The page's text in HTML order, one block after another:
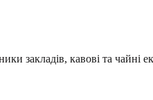
закладів, кавові та